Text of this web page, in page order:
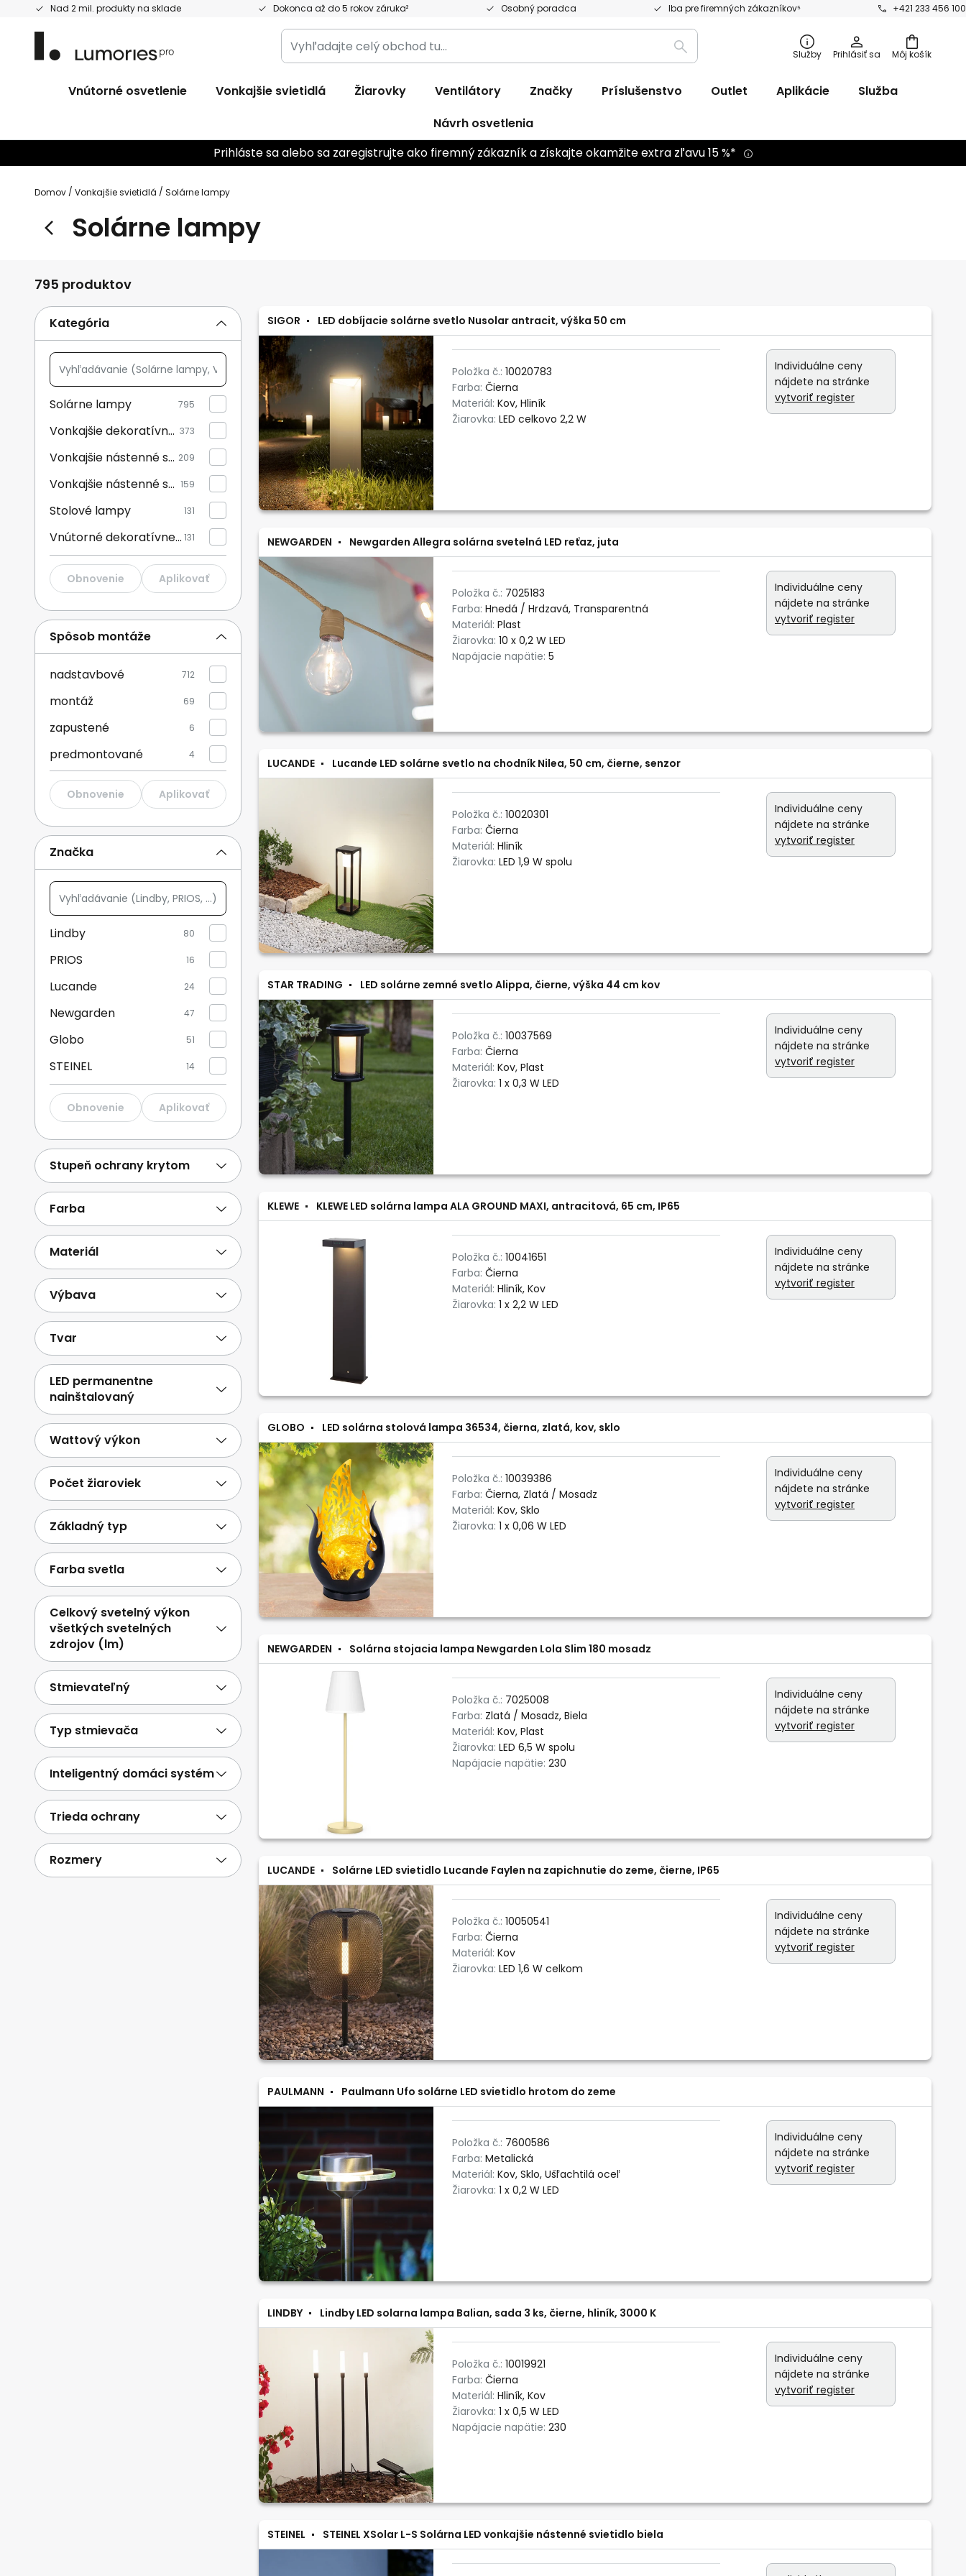
Nad 2 mil. produkty na sklade Dokonca až do 5 rokov záruka² Osobný poradca Iba pre firemných zákazníkov⁵ +421 233 456 100
Skip
Môj košík
Vyhľadajte
celý
tu...
Vyhľadávanie Služby Prihlásiť sa
Vnútorné osvetlenie Vonkajšie svietidlá Žiarovky Ventilátory Značky Príslušenstvo Outlet Aplikácie
Služba
Návrh osvetlenia
Prihláste sa alebo sa zaregistrujte ako firemný zákazník a získajte okamžite extra zľavu 15 %*
Domov Vonkajšie svietidlá Solárne lampy
Solárne lampy
SIGOR LED dobíjacie solárne svetlo Nusolar antracit, výška 50 cm
Položka č.: 10020783
Farba: Čierna
Materiál: Kov, Hliník
Žiarovka: LED celkovo 2,2 W
Individuálne ceny
nájdete na stránke
vytvoriť register
NEWGARDEN Newgarden Allegra solárna svetelná LED reťaz, juta
Položka č.: 7025183
Farba: Hnedá / Hrdzavá, Transparentná
Materiál: Plast
Žiarovka: 10 x 0,2 W LED
Napájacie napätie: 5
Individuálne ceny
nájdete na stránke
vytvoriť register
LUCANDE Lucande LED solárne svetlo na chodník Nilea, 50 cm, čierne, senzor
Položka č.: 10020301
Farba: Čierna
Materiál: Hliník
Žiarovka: LED 1,9 W spolu
Individuálne ceny
nájdete na stránke
vytvoriť register
STAR TRADING LED solárne zemné svetlo Alippa, čierne, výška 44 cm kov
Položka č.: 10037569
Farba: Čierna
Materiál: Kov, Plast
Žiarovka: 1 x 0,3 W LED
Individuálne ceny
nájdete na stránke
vytvoriť register
KLEWE KLEWE LED solárna lampa ALA GROUND MAXI, antracitová, 65 cm, IP65
Položka č.: 10041651
Farba: Čierna
Materiál: Hliník, Kov
Žiarovka: 1 x 2,2 W LED
Individuálne ceny
nájdete na stránke
vytvoriť register
GLOBO LED solárna stolová lampa 36534, čierna, zlatá, kov, sklo
Položka č.: 10039386
Farba: Čierna, Zlatá / Mosadz
Materiál: Kov, Sklo
Žiarovka: 1 x 0,06 W LED
Individuálne ceny
nájdete na stránke
vytvoriť register
NEWGARDEN Solárna stojacia lampa Newgarden Lola Slim 180 mosadz
Položka č.: 7025008
Farba: Zlatá / Mosadz, Biela
Materiál: Kov, Plast
Žiarovka: LED 6,5 W spolu
Napájacie napätie: 230
Individuálne ceny
nájdete na stránke
vytvoriť register
LUCANDE Solárne LED svietidlo Lucande Faylen na zapichnutie do zeme, čierne, IP65
Položka č.: 10050541
Farba: Čierna
Materiál: Kov
Žiarovka: LED 1,6 W celkom
Individuálne ceny
nájdete na stránke
vytvoriť register
PAULMANN Paulmann Ufo solárne LED svietidlo hrotom do zeme
Položka č.: 7600586
Farba: Metalická
Materiál: Kov, Sklo, Ušľachtilá oceľ
Žiarovka: 1 x 0,2 W LED
Individuálne ceny
nájdete na stránke
vytvoriť register
LINDBY Lindby LED solarna lampa Balian, sada 3 ks, čierne, hliník, 3000 K
Položka č.: 10019921
Farba: Čierna
Materiál: Hliník, Kov
Žiarovka: 1 x 0,5 W LED
Napájacie napätie: 230
Individuálne ceny
nájdete na stránke
vytvoriť register
STEINEL STEINEL XSolar L-S Solárna LED vonkajšie nástenné svietidlo biela
Kategória
Vyhľadávanie
(Solárne
lampy,
dekoratívne
svietidlá,
Solárne lampy 795
Vonkajšie dekoratívne svietidlá 373
Vonkajšie nástenné svietidlá 209
Vonkajšie nástenné svietidlá so senzorom 159
Stolové lampy 131
Vnútorné dekoratívne svietidlá 131
LED reflektory a svietidlá s bodcom do zeme 112
Svetelné reťaze 55
Osvetlenie príjazdovej cesty53
Zobraziť viac
Obnovenie Aplikovať
Spôsob montáže
nadstavbové 712
montáž 69
zapustené 6
predmontované 4
Obnovenie Aplikovať
Značka
Vyhľadávanie
(Lindby,
PRIOS,
Lindby 80
PRIOS 16
Lucande 24
Newgarden 47
Globo 51
STEINEL 14
STAR TRADING 97
Paulmann 43
Sigor 8
Philips 58
Obnovenie Aplikovať
Stupeň ochrany krytom
Farba
Materiál
Výbava
Tvar
LED permanentne
nainštalovaný
Wattový výkon
Počet žiaroviek
Základný typ
Farba svetla
Celkový svetelný výkon
všetkých svetelných
zdrojov (lm)
Stmievateľný
Typ stmievača
Inteligentný domáci systém
Trieda ochrany
Rozmery
795 produktov